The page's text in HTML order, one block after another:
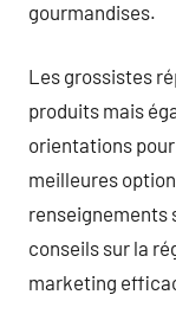
gourmandises.
Les grossistes
produits mais
orientations
meilleures
renseignements
conseils sur la
marketing